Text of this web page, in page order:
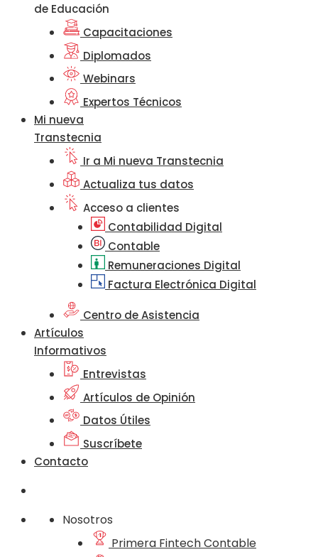
de Educación
Capacitaciones
Diplomados
Webinars
Expertos Técnicos
Mi nueva
Transtecnia
Ir a Mi nueva Transtecnia
Actualiza tus datos
Acceso a clientes
Contabilidad Digital
Contable
Remuneraciones Digital
Factura Electrónica Digital
Centro de Asistencia
Artículos
Informativos
Entrevistas
Artículos de Opinión
Datos Útiles
Suscríbete
Contacto
Nosotros
Primera Fintech Contable